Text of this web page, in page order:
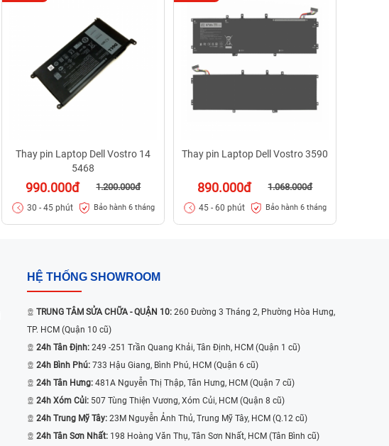
Thay pin Laptop Dell Vostro 14
5468
990.000đ 1.200.000đ
30 - 45 phút Bảo hành 6 tháng
Thay pin Laptop Dell Vostro 3590
890.000đ 1.068.000đ
45 - 60 phút Bảo hành 6 tháng
HỆ THỐNG SHOWROOM
TRUNG TÂM SỬA CHỮA - QUẬN 10: 260 Đường 3 Tháng 2, Phường Hòa Hưng,
TP. HCM (Quận 10 cũ)
24h Tân Định: 249 -251 Trần Quang Khải, Tân Định, HCM (Quận 1 cũ)
24h Bình Phú: 733 Hậu Giang, Bình Phú, HCM (Quận 6 cũ)
24h Tân Hưng: 481A Nguyễn Thị Thập, Tân Hưng, HCM (Quận 7 cũ)
24h Xóm Củi: 507 Tùng Thiện Vương, Xóm Củi, HCM (Quận 8 cũ)
24h Trung Mỹ Tây: 23M Nguyễn Ảnh Thủ, Trung Mỹ Tây, HCM (Q.12 cũ)
24h Tân Sơn Nhất: 198 Hoàng Văn Thụ, Tân Sơn Nhất, HCM (Tân Bình cũ)